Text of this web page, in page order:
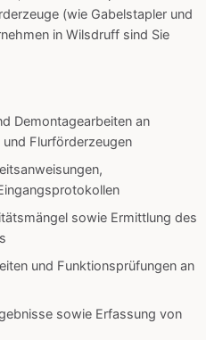
(wie Gabelstapler und
in Wilsdruff sind Sie
Demontagearbeiten an
Flurförderzeugen
sowie Ermittlung des
und Funktionsprüfungen an
sowie Erfassung von